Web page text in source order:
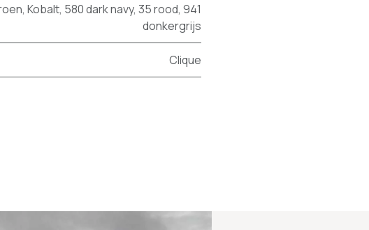
, Kobalt, 580 dark navy, 35 rood, 941
donkergrijs
Clique